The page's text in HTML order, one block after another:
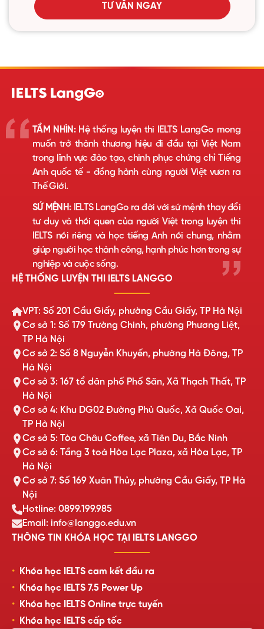
TƯ VẤN NGAY
TẦM NHÌN:Hệ thống luyện thi IELTS LangGo mong
muốn trở thành thương hiệu đi đầu tại Việt Nam
trong lĩnh vực đào tạo, chinh phục chứng chỉ Tiếng
Anh quốc tế - đồng hành cùng người Việt vươn ra
Thế Giới.
SỨ MỆNH:IELTS LangGo ra đời với sứ mệnh thay đổi
tư duy và thói quen của người Việt trong luyện thi
IELTS nói riêng và học tiếng Anh nói chung, nhằm
giúp người học thành công, hạnh phúc hơn trong sự
nghiệp và cuộc sống.
HỆ THỐNG LUYỆN THI IELTS LANGGO
VPT: Số 201 Cầu Giấy, phường Cầu Giấy, TP Hà Nội
Cơ sở 1: Số 179 Trường Chinh, phường Phương Liệt,
TP Hà Nội
Cơ sở 2: Số 8 Nguyễn Khuyến, phường Hà Đông, TP
Hà Nội
Cơ sở 3: 167 tổ dân phố Phố Săn, Xã Thạch Thất, TP
Hà Nội
Cơ sở 4: Khu DG02 Đường Phủ Quốc, Xã Quốc Oai,
TP Hà Nội
Cơ sở 5: Tòa Châu Coffee, xã Tiên Du, Bắc Ninh
Cơ sở 6: Tầng 3 toà Hòa Lạc Plaza, xã Hòa Lạc, TP
Hà Nội
Cơ sở 7: Số 169 Xuân Thủy, phường Cầu Giấy, TP Hà
Nội
Hotline: 0899.199.985
Email: info@langgo.edu.vn
THÔNG TIN KHÓA HỌC TẠI IELTS LANGGO
Khóa học IELTS cam kết đầu ra
Khóa học IELTS 7.5 Power Up
Khóa học IELTS Online trực tuyến
Khóa học IELTS cấp tốc